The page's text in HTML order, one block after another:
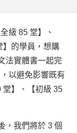
級 85 堂】、
】的學員，想購
法實體書一起完
以避免影響既有
堂】、【初級 35
，我們將於 3 個